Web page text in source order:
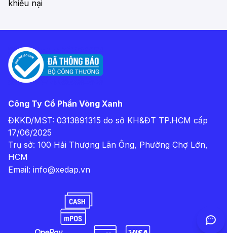
khiếu nại
Công Ty Cổ Phần Vòng Xanh
ĐKKD/MST: 0313891315 do sở KH&ĐT TP.HCM cấp
17/06/2025
Trụ sở: 100 Hải Thượng Lãn Ông, Phường Chợ Lớn,
HCM
Email: info@xedap.vn